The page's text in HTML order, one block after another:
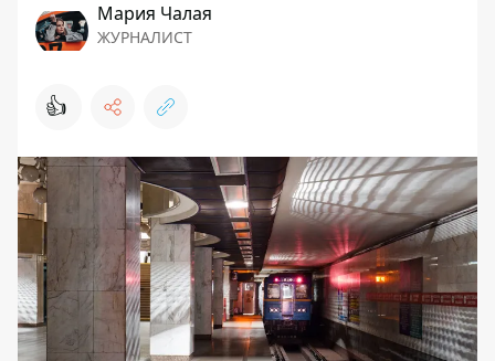
Мария Чалая
ЖУРНАЛИСТ
👍